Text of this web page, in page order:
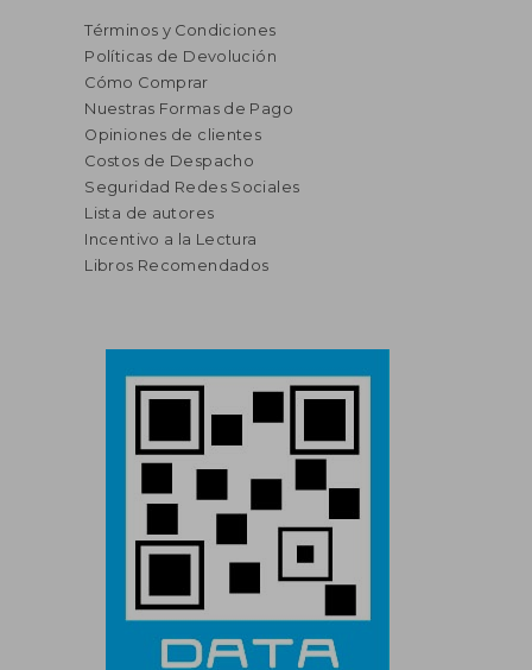
Términos y Condiciones
Políticas de Devolución
Cómo Comprar
Nuestras Formas de Pago
Opiniones de clientes
Costos de Despacho
Seguridad Redes Sociales
Lista de autores
Incentivo a la Lectura
Libros Recomendados